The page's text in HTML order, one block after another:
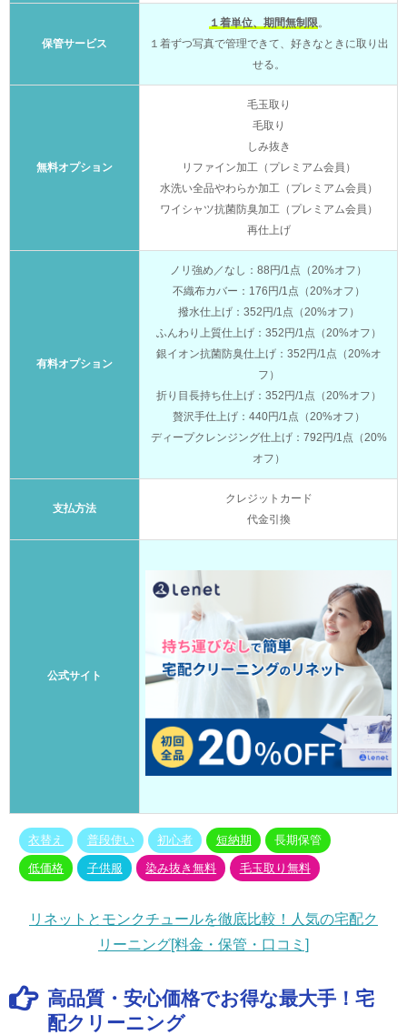
保管サービス
１着単位、期間無制限。
１着ずつ写真で管理できて、好きなときに取り出
せる。
無料オプション
毛玉取り
毛取り
しみ抜き
リファイン加工（プレミアム会員）
水洗い全品やわらか加工（プレミアム会員）
ワイシャツ抗菌防臭加工（プレミアム会員）
再仕上げ
有料オプション
ノリ強め／なし：88円/1点（20%オフ）
不織布カバー：176円/1点（20%オフ）
撥水仕上げ：352円/1点（20%オフ）
ふんわり上質仕上げ：352円/1点（20%オフ）
銀イオン抗菌防臭仕上げ：352円/1点（20%オ
フ）
折り目長持ち仕上げ：352円/1点（20%オフ）
贅沢手仕上げ：440円/1点（20%オフ）
ディープクレンジング仕上げ：792円/1点（20%
オフ）
支払方法
クレジットカード
代金引換
公式サイト
衣替え 普段使い 初心者 短納期 長期保管
低価格 子供服 染み抜き無料 毛玉取り無料
リネットとモンクチュールを徹底比較！人気の宅配ク
リーニング[料金・保管・口コミ]
高品質・安心価格でお得な最大手！宅
配クリーニング